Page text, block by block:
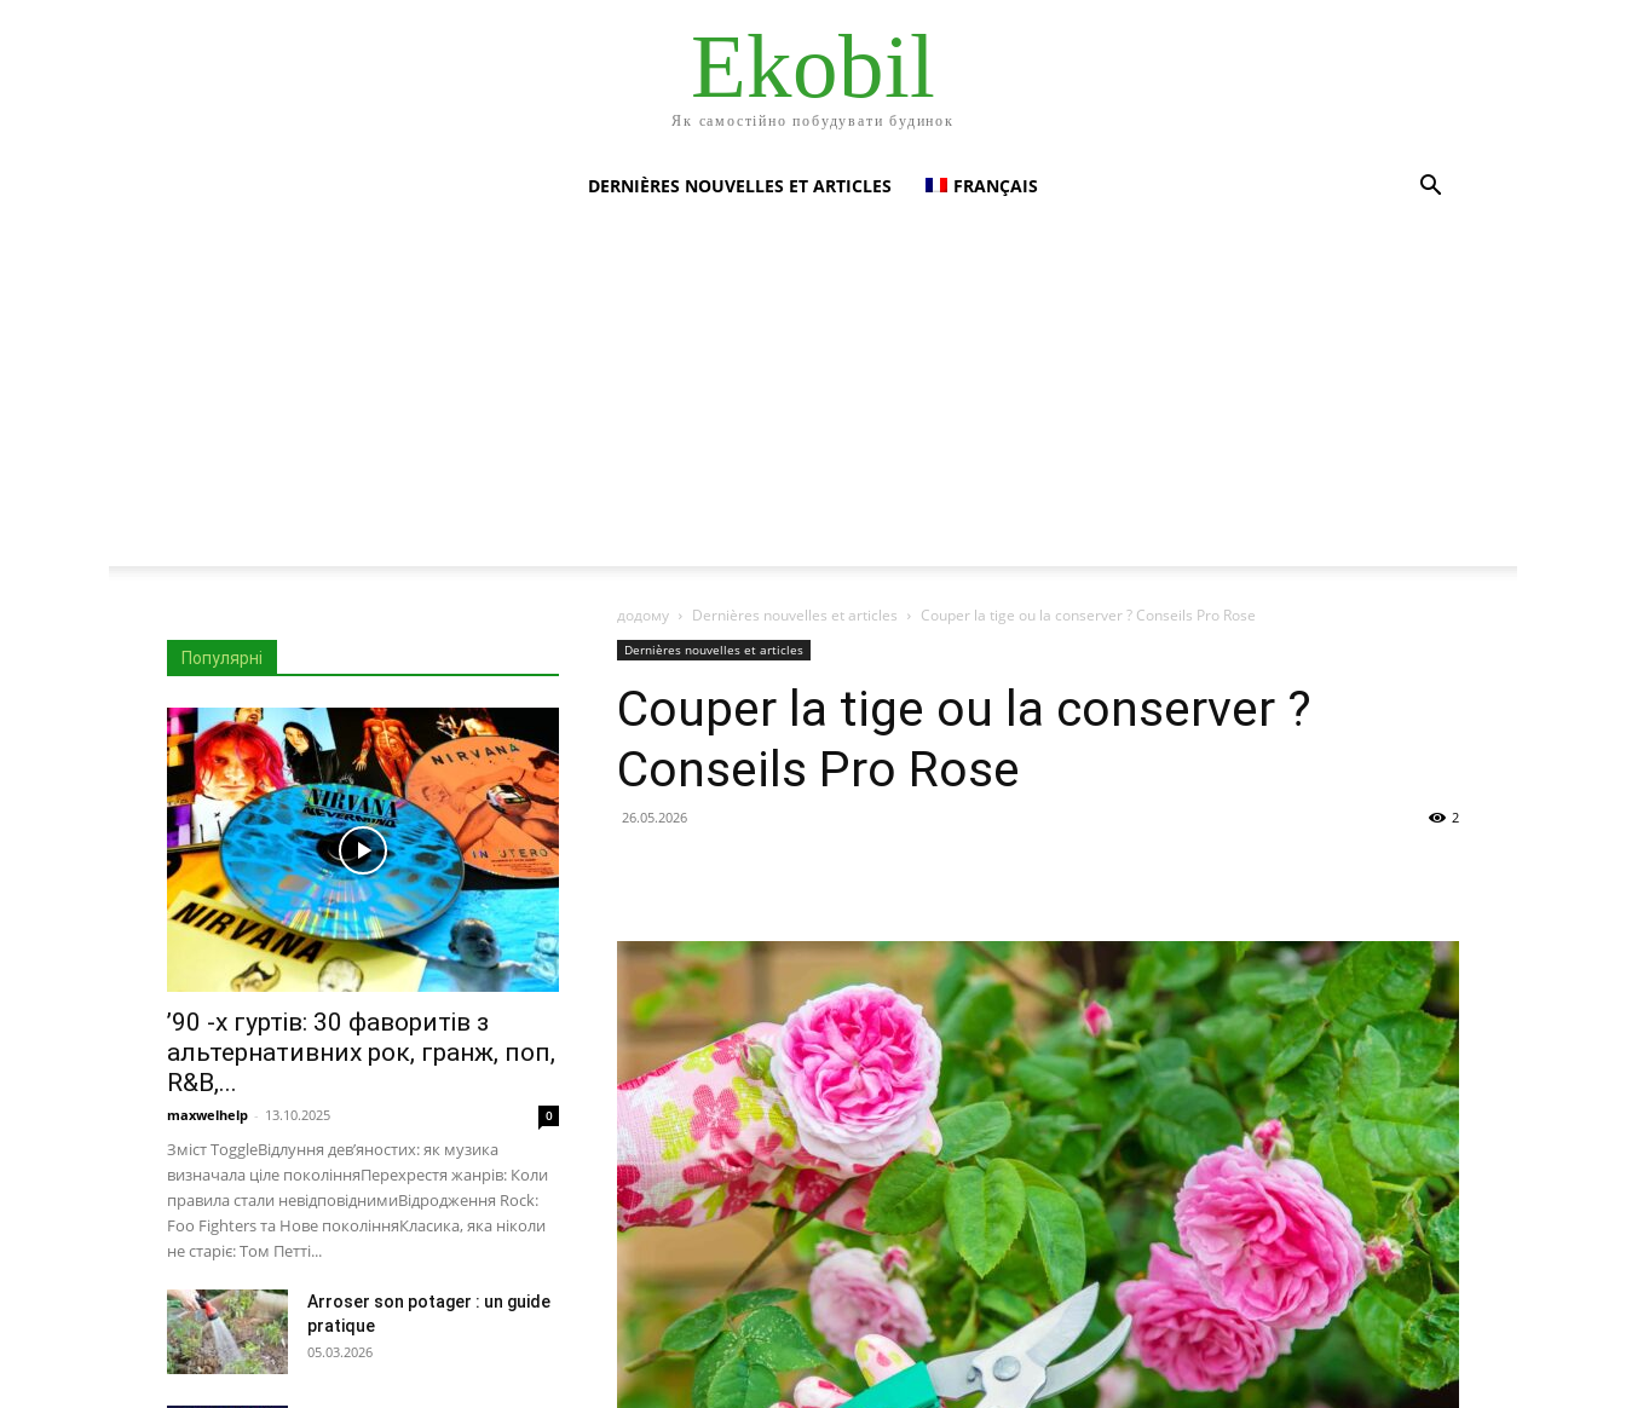
Ekobil
Як самостійно побудувати будинок
DERNIÈRES NOUVELLES ET ARTICLES FRANÇAIS
додому Dernières nouvelles et articles Couper la tige ou la conserver ? Conseils Pro Rose
Dernières nouvelles et articles
Couper la tige ou la conserver ?
Conseils Pro Rose
26.05.2026 2
Популярні
’90 -х гуртів: 30 фаворитів з
альтернативних рок, гранж, поп,
R&B,...
maxwelhelp - 13.10.2025 0
Зміст ToggleВідлуння дев’яностих: як музика
визначала ціле поколінняПерехрестя жанрів: Коли
правила стали невідповіднимиВідродження Rock:
Foo Fighters та Нове поколінняКласика, яка ніколи
не старіє: Том Петті...
Arroser son potager : un guide
pratique
05.03.2026